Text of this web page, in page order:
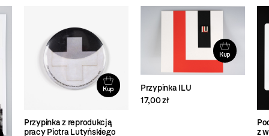
Kup
Przypinka z reprodukcją
pracy Piotra Lutyńskiego
Kup
Przypinka ILU
17,00 zł
z